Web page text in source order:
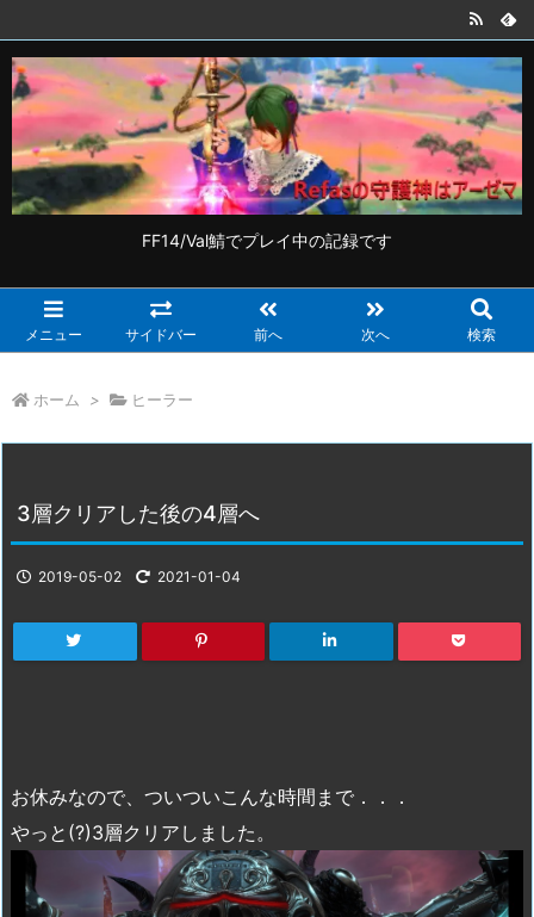
FF14/Val鯖でプレイ中の記録です
メニュー サイドバー 前へ 次へ 検索
ホーム > ヒーラー
3層クリアした後の4層へ
2019-05-02 2021-01-04
お休みなので、ついついこんな時間まで．．．
やっと(?)3層クリアしました。